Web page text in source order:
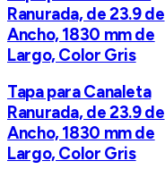
Ranurada, de 23.9 de
Ancho, 1830 mm de
Largo, Color Gris
Tapa para Canaleta
Ranurada, de 23.9 de
Ancho, 1830 mm de
Largo, Color Gris